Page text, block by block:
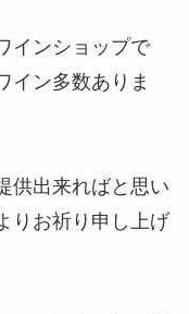
インショップで
イン多数ありま
供出来ればと思い
りお祈り申し上げ